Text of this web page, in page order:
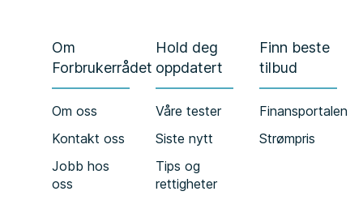
Om
Forbrukerrådet
Om oss
Kontakt oss
Jobb hos
oss
Hold deg
oppdatert
Våre tester
Siste nytt
Tips og
rettigheter
Finn beste
tilbud
Finansportalen
Strømpris